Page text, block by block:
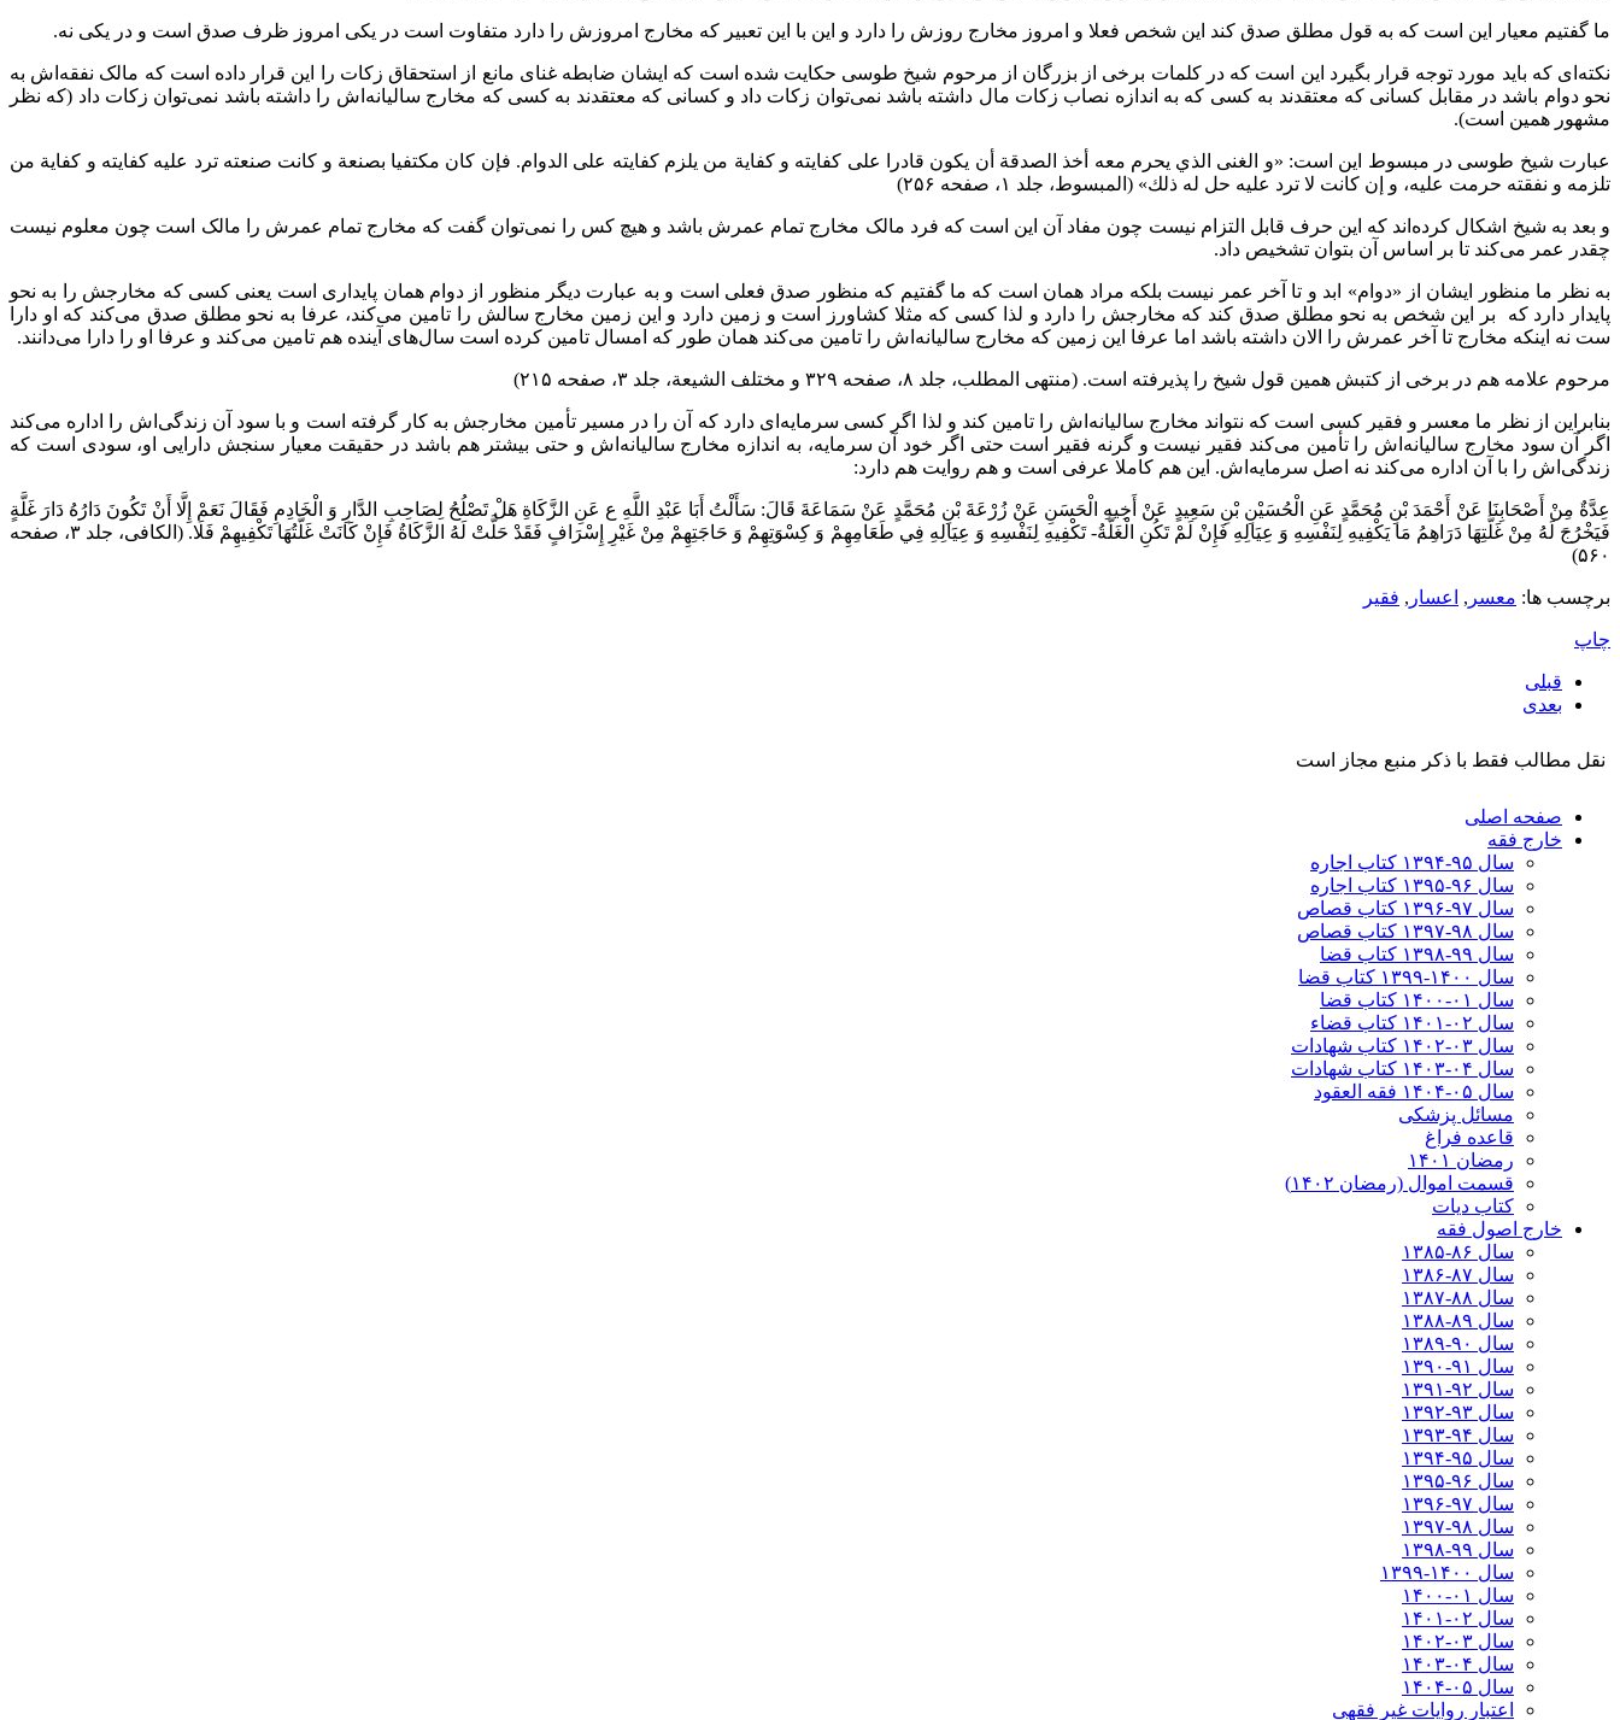
ما گفتیم معیار این است که به قول مطلق صدق کند این شخص فعلا و امروز مخارج روزش را دارد و این با این تعبیر که مخارج امروزش را دارد متفاوت است در یکی امروز ظرف صدق است و در یکی نه.
نکته‌ای که باید مورد توجه قرار بگیرد این است که در کلمات برخی از بزرگان از مرحوم شیخ طوسی حکایت شده است که ایشان ضابطه غنای مانع از استحقاق زکات را این قرار داده است که مالک نفقه‌اش به
نحو دوام باشد در مقابل کسانی که معتقدند به کسی که به اندازه نصاب زکات مال داشته باشد نمی‌توان زکات داد و کسانی که معتقدند به کسی که مخارج سالیانه‌اش را داشته باشد نمی‌توان زکات داد (که نظر
مشهور همین است).
عبارت شیخ طوسی در مبسوط این است: «و الغنى الذي يحرم معه أخذ الصدقة أن يكون قادرا على كفايته و كفاية من يلزم كفايته على الدوام. فإن كان مكتفيا بصنعة و كانت صنعته ترد عليه كفايته و كفاية من
تلزمه و نفقته حرمت عليه، و إن كانت لا ترد عليه حل له ذلك» (المبسوط، جلد ۱، صفحه ۲۵۶)
و بعد به شیخ اشکال کرده‌اند که این حرف قابل التزام نیست چون مفاد آن این است که فرد مالک مخارج تمام عمرش باشد و هیچ کس را نمی‌توان گفت که مخارج تمام عمرش را مالک است چون معلوم نیست
چقدر عمر می‌کند تا بر اساس آن بتوان تشخیص داد.
به نظر ما منظور ایشان از «دوام» ابد و تا آخر عمر نیست بلکه مراد همان است که ما گفتیم که منظور صدق فعلی است و به عبارت دیگر منظور از دوام همان پایداری است یعنی کسی که مخارجش را به نحو
پایدار دارد که بر این شخص به نحو مطلق صدق کند که مخارجش را دارد و لذا کسی که مثلا کشاورز است و زمین دارد و این زمین مخارج سالش را تامین می‌کند، عرفا به نحو مطلق صدق می‌کند که او دارا
ست نه اینکه مخارج تا آخر عمرش را الان داشته باشد اما عرفا این زمین که مخارج سالیانه‌اش را تامین می‌کند همان طور که امسال تامین کرده است سال‌های آینده هم تامین می‌کند و عرفا او را دارا می‌دانند.
مرحوم علامه هم در برخی از کتبش همین قول شیخ را پذیرفته است. (منتهی المطلب، جلد ۸، صفحه ۳۲۹ و مختلف الشیعة، جلد ۳، صفحه ۲۱۵)
بنابراین از نظر ما معسر و فقیر کسی است که نتواند مخارج سالیانه‌اش را تامین کند و لذا اگر کسی سرمایه‌ای دارد که آن را در مسیر تأمین مخارجش به کار گرفته است و با سود آن زندگی‌اش را اداره می‌کند
اگر آن سود مخارج سالیانه‌اش را تأمین می‌کند فقیر نیست و گرنه فقیر است حتی اگر خود آن سرمایه، به اندازه مخارج سالیانه‌اش و حتی بیشتر هم باشد در حقیقت معیار سنجش دارایی او، سودی است که
زندگی‌اش را با آن اداره می‌کند نه اصل سرمایه‌اش. این هم کاملا عرفی است و هم روایت هم دارد:
عِدَّةٌ مِنْ أَصْحَابِنَا عَنْ أَحْمَدَ بْنِ مُحَمَّدٍ عَنِ الْحُسَيْنِ بْنِ سَعِيدٍ عَنْ أَخِيهِ الْحَسَنِ‏ عَنْ زُرْعَةَ بْنِ مُحَمَّدٍ عَنْ سَمَاعَةَ قَالَ: سَأَلْتُ أَبَا عَبْدِ اللَّهِ ع عَنِ الزَّكَاةِ هَلْ تَصْلُحُ لِصَاحِبِ الدَّارِ وَ الْخَادِمِ فَقَالَ نَعَمْ إِلَّا أَنْ تَكُونَ دَارُهُ دَارَ غَلَّةٍ
فَيَخْرُجَ لَهُ مِنْ غَلَّتِهَا دَرَاهِمُ مَا يَكْفِيهِ لِنَفْسِهِ وَ عِيَالِهِ فَإِنْ لَمْ تَكُنِ الْغَلَّةُ- تَكْفِيهِ لِنَفْسِهِ وَ عِيَالِهِ فِي طَعَامِهِمْ وَ كِسْوَتِهِمْ وَ حَاجَتِهِمْ مِنْ غَيْرِ إِسْرَافٍ فَقَدْ حَلَّتْ لَهُ الزَّكَاةُ فَإِنْ كَانَتْ غَلَّتُهَا تَكْفِيهِمْ فَلَا. (الکافی، جلد ۳، صفحه
۵۶۰)
برچسب ها: معسر , اعسار , فقیر
چاپ
قبلی
بعدی
نقل مطالب فقط با ذکر منبع مجاز است
صفحه اصلی
خارج فقه
سال ۹۵-۱۳۹۴ کتاب اجاره
سال ۹۶-۱۳۹۵ کتاب اجاره
سال ۹۷-۱۳۹۶ کتاب قصاص
سال ۹۸-۱۳۹۷ کتاب قصاص
سال ۹۹-۱۳۹۸‍ کتاب قضا
سال ۱۴۰۰-۱۳۹۹ کتاب قضا
سال ۰۱-۱۴۰۰ کتاب قضا
سال ۰۲-۱۴۰۱ کتاب قضاء
سال ۰۳-۱۴۰۲ کتاب شهادات
سال ۰۴-۱۴۰۳ کتاب شهادات
سال ۰۵-۱۴۰۴ فقه العقود
مسائل پزشکی
قاعده فراغ
رمضان ۱۴۰۱
قسمت اموال (رمضان ۱۴۰۲)
کتاب دیات
خارج اصول فقه
سال ۸۶-۱۳۸۵
سال ۸۷-۱۳۸۶
سال ۸۸-۱۳۸۷
سال ۸۹-۱۳۸۸
سال ۹۰-۱۳۸۹
سال ۹۱-۱۳۹۰
سال ۹۲-۱۳۹۱
سال ۹۳-۱۳۹۲
سال ۹۴-۱۳۹۳
سال ۹۵-۱۳۹۴
سال ۹۶-۱۳۹۵
سال ۹۷-۱۳۹۶
سال ۹۸-۱۳۹۷
سال ۹۹-۱۳۹۸‍
سال ۱۴۰۰-۱۳۹۹
سال ۰۱-۱۴۰۰
سال ۰۲-۱۴۰۱
سال ۰۳-۱۴۰۲
سال ۰۴-۱۴۰۳
سال ۰۵-۱۴۰۴
اعتبار روایات غیر فقهی